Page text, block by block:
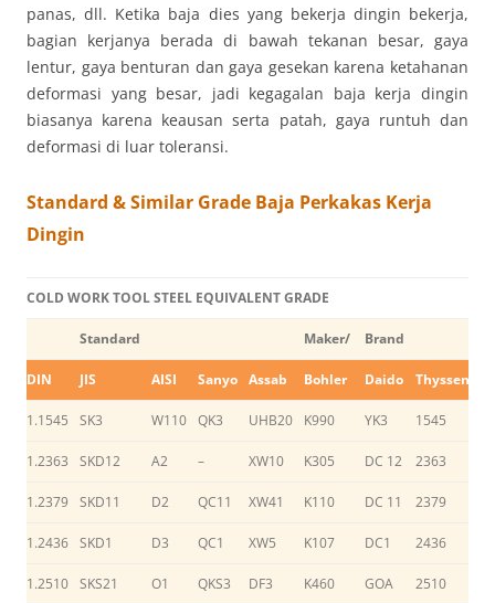
panas, dll. Ketika baja dies yang bekerja dingin bekerja,
bagian kerjanya berada di bawah tekanan besar, gaya
lentur, gaya benturan dan gaya gesekan karena ketahanan
deformasi yang besar, jadi kegagalan baja kerja dingin
biasanya karena keausan serta patah, gaya runtuh dan
deformasi di luar toleransi.
Standard & Similar Grade Baja Perkakas Kerja
Dingin
COLD WORK TOOL STEEL EQUIVALENT GRADE
Standard Maker/ Brand
DIN JIS AISI Sanyo Assab Bohler Daido Thyssen
1.1545 SK3 W110 QK3 UHB20 K990 YK3 1545
1.2363 SKD12 A2 – XW10 K305 DC 12 2363
1.2379 SKD11 D2 QC11 XW41 K110 DC 11 2379
1.2436 SKD1 D3 QC1 XW5 K107 DC1 2436
1.2510 SKS21 O1 QKS3 DF3 K460 GOA 2510